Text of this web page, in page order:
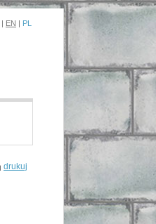
| EN | PL
drukuj